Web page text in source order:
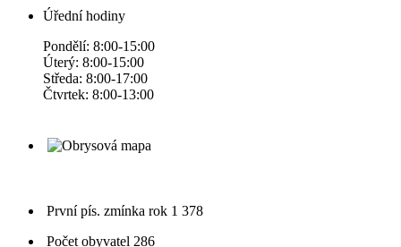
Úřední hodiny
Pondělí: 8:00-15:00
Úterý: 8:00-15:00
Středa: 8:00-17:00
Čtvrtek: 8:00-13:00
První pís. zmínka rok 1 378
Počet obyvatel 286